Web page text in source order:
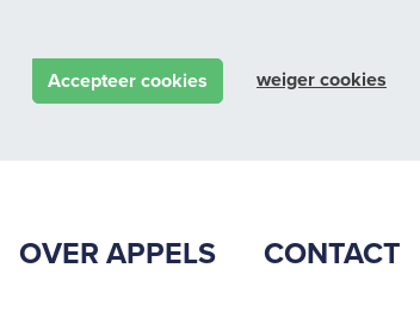
Accepteer cookies weiger cookies
OVER APPELS CONTACT